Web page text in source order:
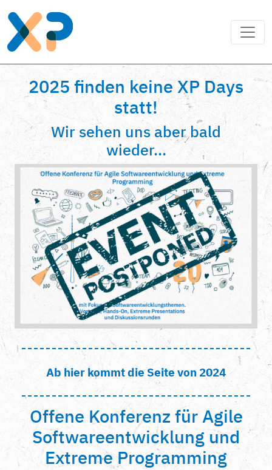
2025 finden keine XP Days
statt!
Wir sehen uns aber bald
wieder...
Ab hier kommt die Seite von 2024
Offene Konferenz für Agile
Softwareentwicklung und
Extreme Programming